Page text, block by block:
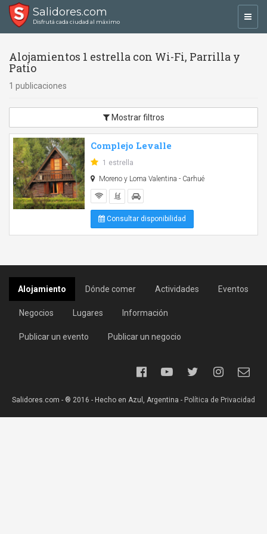
Salidores.com
Disfrutá cada ciudad al máximo
Alojamientos 1 estrella con Wi-Fi, Parrilla y
Patio
1 publicaciones
Mostrar filtros
Complejo Levalle
1 estrella
Moreno y Loma Valentina - Carhué
Consultar disponibilidad
Alojamiento Dónde comer Actividades Eventos
Negocios Lugares Información
Publicar un evento Publicar un negocio
Salidores.com - ® 2016 - Hecho en Azul, Argentina - Política de Privacidad